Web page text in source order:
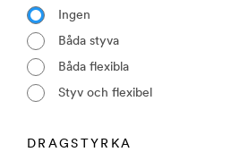
Ingen
Båda styva
Båda flexibla
Styv och flexibel
DRAGSTYRKA